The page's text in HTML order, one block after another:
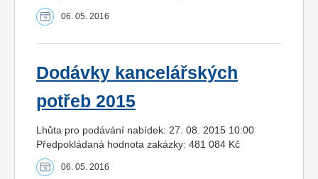
06. 05. 2016
Dodávky kancelářských
potřeb 2015
Lhůta pro podávání nabídek: 27. 08. 2015 10:00
Předpokládaná hodnota zakázky: 481 084 Kč
06. 05. 2016